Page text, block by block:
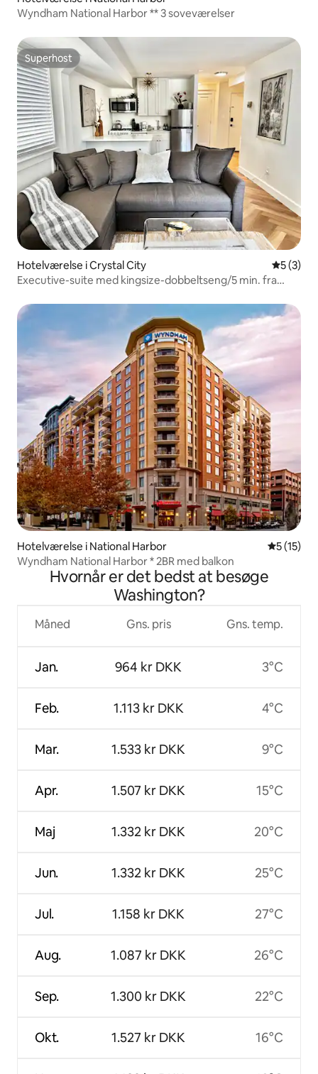
Wyndham National Harbor ** 3 soveværelser
Superhost
Superhost
Hotelværelse i Crystal City 5 ud af 5
5 (3)
Executive-suite med kingsize-dobbeltseng/5 min. fra
Hotelværelse i National Harbor 5 ud af 5
5 (15)
Wyndham National Harbor * 2BR med balkon
Hvornår er det bedst at besøge
Washington?
Måned
Jan.
Feb.
Mar.
Apr.
Maj
Jun.
Jul.
Aug.
Sep.
Okt.
Gns. pris
964 kr DKK
1.113 kr DKK
1.533 kr DKK
1.507 kr DKK
1.332 kr DKK
1.332 kr DKK
1.158 kr DKK
1.087 kr DKK
1.300 kr DKK
1.527 kr DKK
Gns. temp.
3°C
4°C
9°C
15°C
20°C
25°C
27°C
26°C
22°C
16°C